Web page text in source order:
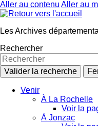
Aller au contenu Aller au
Les Archives
Rechercher
Valider la recherche
Venir
À La Rochelle
Voir la
À Jonzac